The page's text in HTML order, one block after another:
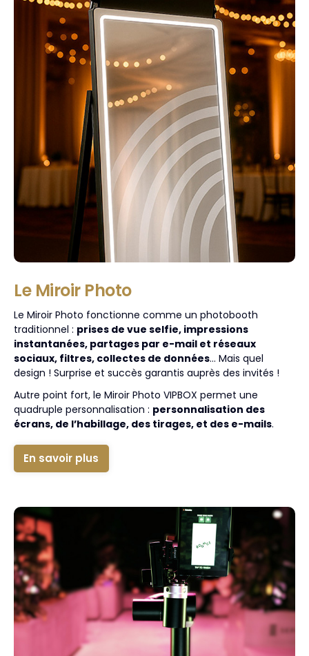
Le Miroir Photo
Le Miroir Photo fonctionne comme un photobooth
traditionnel : prises de vue selfie, impressions
instantanées, partages par e-mail et réseaux
sociaux, filtres, collectes de données… Mais quel
design ! Surprise et succès garantis auprès des invités !
Autre point fort, le Miroir Photo VIPBOX permet une
quadruple personnalisation : personnalisation des
écrans, de l’habillage, des tirages, et des e-mails.
En savoir plus